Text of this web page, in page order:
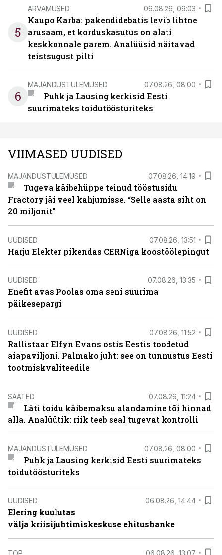
5
ARVAMUSED 06.08.26, 09:03
Kaupo Karba: pakendidebatis levib lihtne
arusaam, et korduskasutus on alati
keskkonnale parem. Analüüsid näitavad
teistsugust pilti
6
MAJANDUSTULEMUSED 07.08.26, 08:00
Puhk ja Lausing kerkisid Eesti
suurimateks toidutöösturiteks
VIIMASED UUDISED
MAJANDUSTULEMUSED 07.08.26, 14:19
Tugeva käibehüppe teinud tööstusidu
Fractory jäi veel kahjumisse. “Selle aasta siht on
20 miljonit”
UUDISED 07.08.26, 13:51
Harju Elekter pikendas CERNiga koostöölepingut
UUDISED 07.08.26, 13:35
Enefit avas Poolas oma seni suurima
päikesepargi
UUDISED 07.08.26, 11:52
Rallistaar Elfyn Evans ostis Eestis toodetud
aiapaviljoni. Palmako juht: see on tunnustus Eesti
tootmiskvaliteedile
SAATED 07.08.26, 11:24
Läti toidu käibemaksu alandamine tõi hinnad
alla. Analüütik: riik teeb seal tugevat kontrolli
MAJANDUSTULEMUSED 07.08.26, 08:00
Puhk ja Lausing kerkisid Eesti suurimateks
toidutöösturiteks
UUDISED 06.08.26, 14:44
Elering kuulutas
välja kriisijuhtimiskeskuse ehitushanke
TOP 06.08.26, 13:07